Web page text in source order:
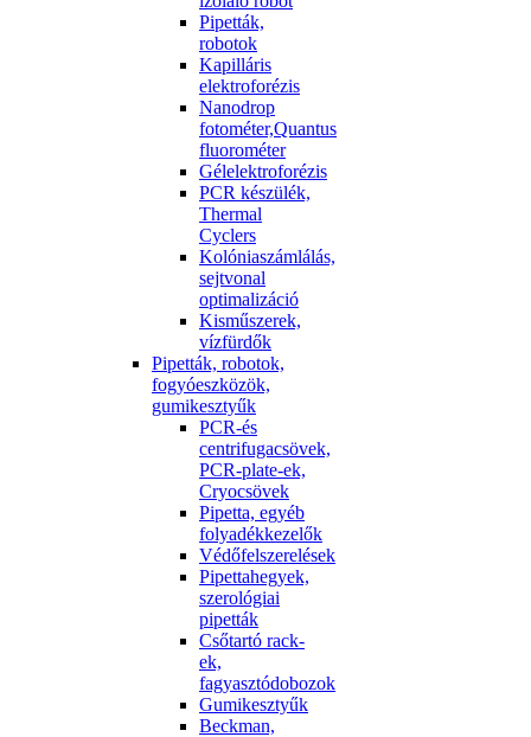
Pipetták,
robotok
Kapilláris
elektroforézis
Nanodrop
fotométer,Quantus
fluorométer
Gélelektroforézis
PCR készülék,
Thermal
Cyclers
Kolóniaszámlálás,
sejtvonal
optimalizáció
Kisműszerek,
vízfürdők
Pipetták, robotok,
fogyóeszközök,
gumikesztyűk
PCR-és
centrifugacsövek,
PCR-plate-ek,
Cryocsövek
Pipetta, egyéb
folyadékkezelők
Védőfelszerelések
Pipettahegyek,
szerológiai
pipetták
Csőtartó rack-
ek,
fagyasztódobozok
Gumikesztyűk
Beckman,